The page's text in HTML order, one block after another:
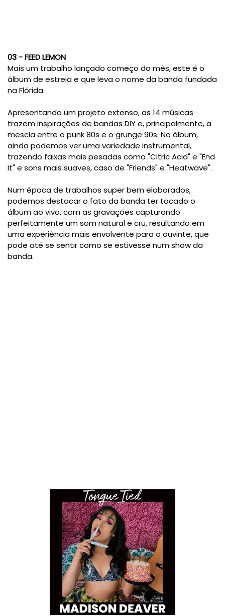
03 - FEED LEMON
Mais um trabalho lançado começo do mês, este é o
álbum de estreia e que leva o nome da banda fundada
na Flórida.
Apresentando um projeto extenso, as 14 músicas
trazem inspirações de bandas DIY e, principalmente, a
mescla entre o punk 80s e o grunge 90s. No álbum,
ainda podemos ver uma variedade instrumental,
trazendo faixas mais pesadas como "Citric Acid" e "End
It" e sons mais suaves, caso de "Friends" e "Heatwave".
Num época de trabalhos super bem elaborados,
podemos destacar o fato da banda ter tocado o
álbum ao vivo, com as gravações capturando
perfeitamente um som natural e cru, resultando em
uma experiência mais envolvente para o ouvinte, que
pode até se sentir como se estivesse num show da
banda.